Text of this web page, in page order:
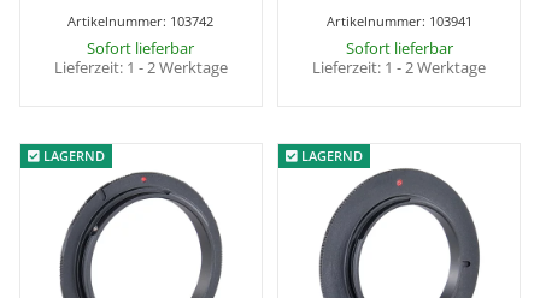
Artikelnummer: 103742
Sofort lieferbar
Lieferzeit: 1 - 2 Werktage
Artikelnummer: 103941
Sofort lieferbar
Lieferzeit: 1 - 2 Werktage
LAGERND
LAGERND LAGERND
LAGERND